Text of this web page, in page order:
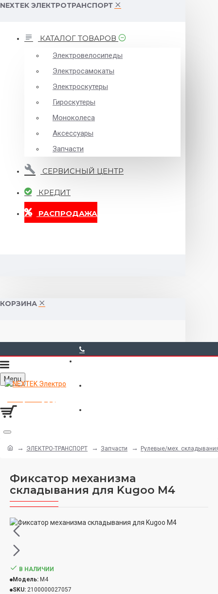
NEXTEK ЭЛЕКТРОТРАНСПОРТ
КАТАЛОГ ТОВАРОВ
Электровелосипеды
Электросамокаты
Электроскутеры
Гироскутеры
Моноколеса
Аксессуары
Запчасти
СЕРВИСНЫЙ ЦЕНТР
КРЕДИТ
РАСПРОДАЖА
КОРЗИНА
Menu
ЭЛЕКТРО-ТРАНСПОРТ Запчасти Рулевые/мех.
Фиксатор механизма
складывания для Kugoo M4
В НАЛИЧИИ
Модель: M4
SKU: 2100000027057